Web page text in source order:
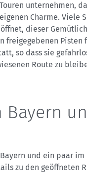
unternehmen,
Charme. Viele
dieser
freigegebenen Pisten
so dass sie
Route zu
und ein paar im
zu den geöffneten